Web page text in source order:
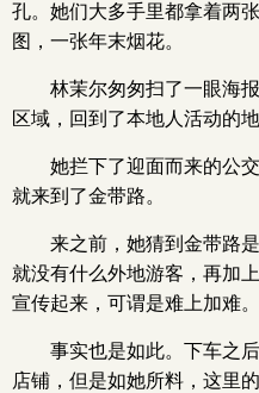
孔。她们大多手里都拿着两
图，一张年末烟花。
林茉尔匆匆扫了一眼海
区域，回到了本地人活动的地
她拦下了迎面而来的公
就来到了金带路。
来之前，她猜到金带路
就没有什么外地游客，再加
宣传起来，可谓是难上加难。
事实也是如此。下车之
店铺，但是如她所料，这里